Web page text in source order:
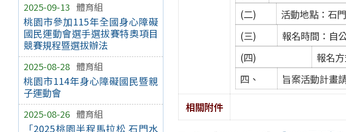
2025-09-13 體育組
桃園市參加115年全國身心障礙
國民運動會選手選拔賽特奧項目
競賽規程暨選拔辦法
2025-08-28 體育組
桃園市114年身心障礙國民暨親
子運動會
2025-08-26 體育組
「2025桃園半程馬拉松 石門水
(二)
活動地點：石
(三)
報名時間：自
(四)
報名
四、
旨案活動計畫
相關附件